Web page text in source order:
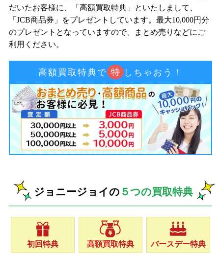
だいたお客様に、「高額買取特典」といたしまして、
「JCB商品券」をプレゼントしています。最大10,000円分
のプレゼントとなっていますので、まとめ売りなどにご
利用ください。
高額買取特典で 特 しちゃおう！
ジョニージョイの ５つの買取特典
初回特典 高額買取特典 バースデー特典